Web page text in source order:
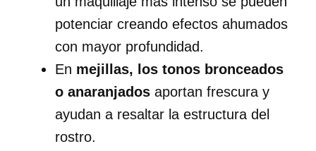
potenciar creando efectos ahumados
con mayor profundidad.
En mejillas, los tonos bronceados
o anaranjados aportan frescura y
ayudan a resaltar la estructura del
rostro.